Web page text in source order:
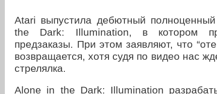
Atari выпустила дебютный
the Dark: Illumination, в котором
предзаказы. При этом заявляют, что
возвращается, хотя судя по видео нас
стрелялка.
Alone in the Dark: Illumination